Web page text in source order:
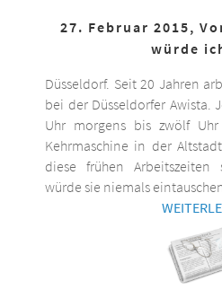
27. Februar 2015,
würde
Düsseldorf. Seit 20 Jahren
bei der Düsseldorfer Awista.
Uhr morgens bis zwölf
Kehrmaschine in der
diese frühen Arbeitszeiten
würde sie niemals